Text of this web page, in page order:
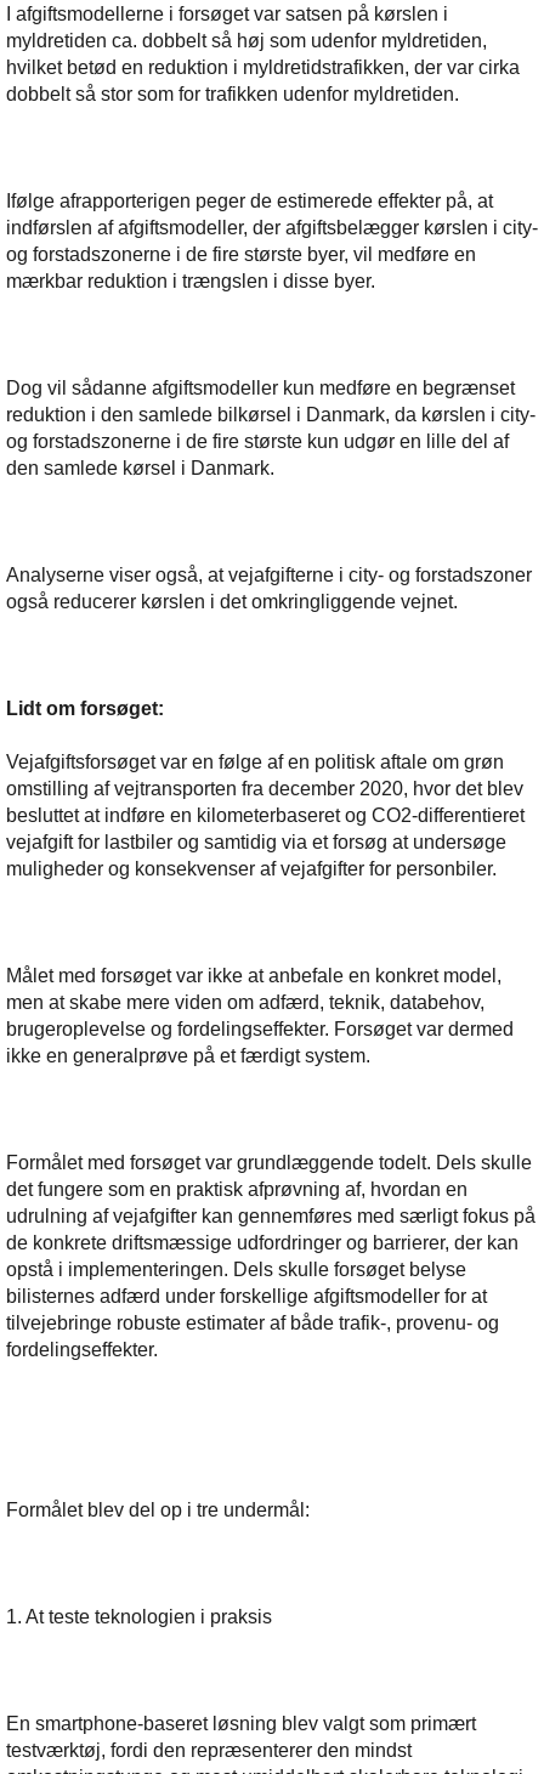
I afgiftsmodellerne i forsøget var satsen på kørslen i
myldretiden ca. dobbelt så høj som udenfor myldretiden,
hvilket betød en reduktion i myldretidstrafikken, der var cirka
dobbelt så stor som for trafikken udenfor myldretiden.
Ifølge afrapporterigen peger de estimerede effekter på, at
indførslen af afgiftsmodeller, der afgiftsbelægger kørslen i city-
og forstadszonerne i de fire største byer, vil medføre en
mærkbar reduktion i trængslen i disse byer.
Dog vil sådanne afgiftsmodeller kun medføre en begrænset
reduktion i den samlede bilkørsel i Danmark, da kørslen i city-
og forstadszonerne i de fire største kun udgør en lille del af
den samlede kørsel i Danmark.
Analyserne viser også, at vejafgifterne i city- og forstadszoner
også reducerer kørslen i det omkringliggende vejnet.
Lidt om forsøget:
Vejafgiftsforsøget var en følge af en politisk aftale om grøn
omstilling af vejtransporten fra december 2020, hvor det blev
besluttet at indføre en kilometerbaseret og CO2-differentieret
vejafgift for lastbiler og samtidig via et forsøg at undersøge
muligheder og konsekvenser af vejafgifter for personbiler.
Målet med forsøget var ikke at anbefale en konkret model,
men at skabe mere viden om adfærd, teknik, databehov,
brugeroplevelse og fordelingseffekter. Forsøget var dermed
ikke en generalprøve på et færdigt system.
Formålet med forsøget var grundlæggende todelt. Dels skulle
det fungere som en praktisk afprøvning af, hvordan en
udrulning af vejafgifter kan gennemføres med særligt fokus på
de konkrete driftsmæssige udfordringer og barrierer, der kan
opstå i implementeringen. Dels skulle forsøget belyse
bilisternes adfærd under forskellige afgiftsmodeller for at
tilvejebringe robuste estimater af både trafik-, provenu- og
fordelingseffekter.
Formålet blev del op i tre undermål:
1. At teste teknologien i praksis
En smartphone-baseret løsning blev valgt som primært
testværktøj, fordi den repræsenterer den mindst